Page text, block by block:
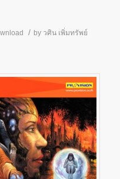
/ by วศิน เพิ่มทรัพย์